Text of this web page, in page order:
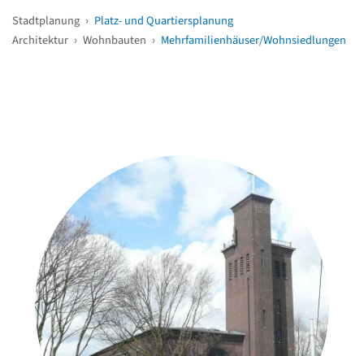
Stadtplanung › Platz- und Quartiersplanung
Architektur › Wohnbauten › Mehrfamilienhäuser/Wohnsiedlungen